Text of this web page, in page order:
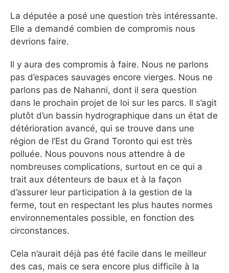
La députée a posé une question très intéressante.
Elle a demandé combien de compromis nous
devrions faire.
Il y aura des compromis à faire. Nous ne parlons
pas d’espaces sauvages encore vierges. Nous ne
parlons pas de Nahanni, dont il sera question
dans le prochain projet de loi sur les parcs. Il s’agit
plutôt d’un bassin hydrographique dans un état de
détérioration avancé, qui se trouve dans une
région de l’Est du Grand Toronto qui est très
polluée. Nous pouvons nous attendre à de
nombreuses complications, surtout en ce qui a
trait aux détenteurs de baux et à la façon
d’assurer leur participation à la gestion de la
ferme, tout en respectant les plus hautes normes
environnementales possible, en fonction des
circonstances.
Cela n’aurait déjà pas été facile dans le meilleur
des cas, mais ce sera encore plus difficile à la